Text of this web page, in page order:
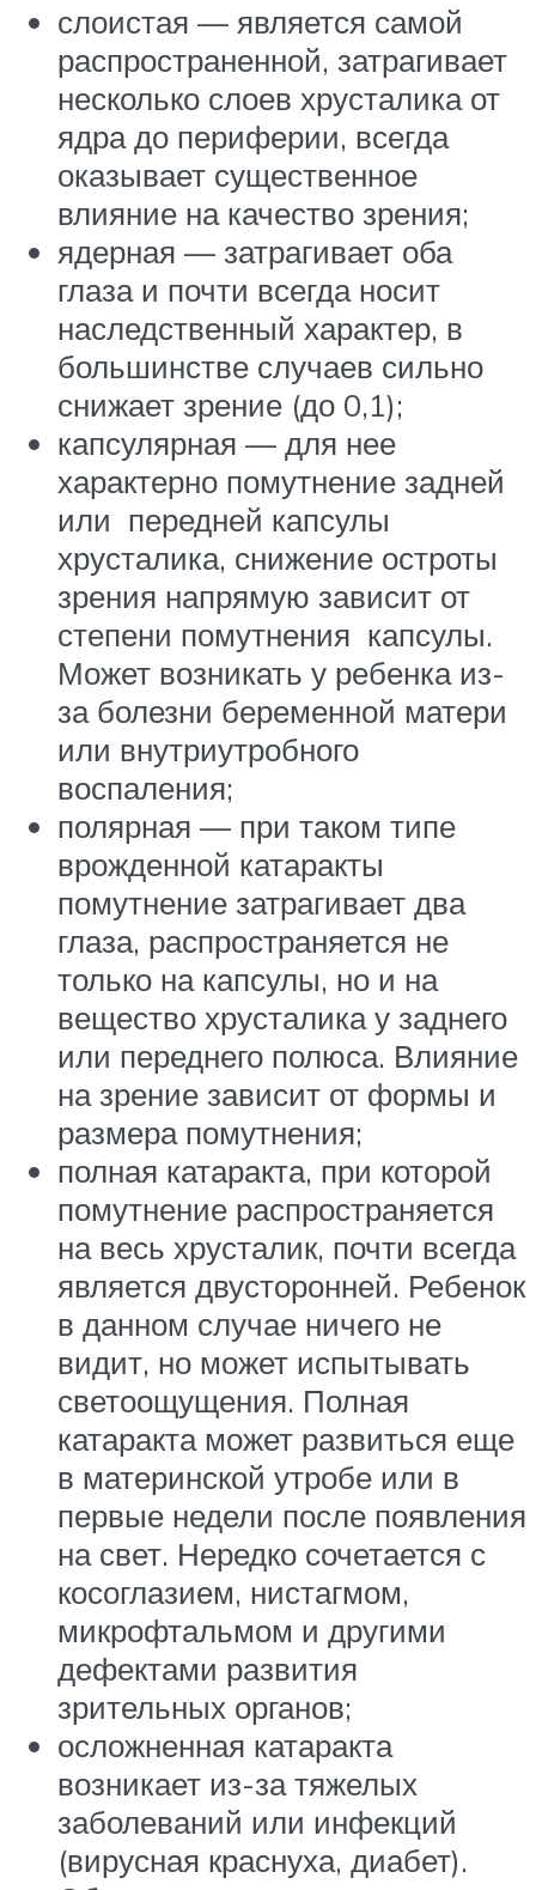
слоистая — является самой
распространенной, затрагивает
несколько слоев хрусталика от
ядра до периферии, всегда
оказывает существенное
влияние на качество зрения;
ядерная — затрагивает оба
глаза и почти всегда носит
наследственный характер, в
большинстве случаев сильно
снижает зрение (до 0,1);
капсулярная — для нее
характерно помутнение задней
или передней капсулы
хрусталика, снижение остроты
зрения напрямую зависит от
степени помутнения капсулы.
Может возникать у ребенка из-
за болезни беременной матери
или внутриутробного
воспаления;
полярная — при таком типе
врожденной катаракты
помутнение затрагивает два
глаза, распространяется не
только на капсулы, но и на
вещество хрусталика у заднего
или переднего полюса. Влияние
на зрение зависит от формы и
размера помутнения;
полная катаракта, при которой
помутнение распространяется
на весь хрусталик, почти всегда
является двусторонней. Ребенок
в данном случае ничего не
видит, но может испытывать
светоощущения. Полная
катаракта может развиться еще
в материнской утробе или в
первые недели после появления
на свет. Нередко сочетается с
косоглазием, нистагмом,
микрофтальмом и другими
дефектами развития
зрительных органов;
осложненная катаракта
возникает из-за тяжелых
заболеваний или инфекций
(вирусная краснуха, диабет).